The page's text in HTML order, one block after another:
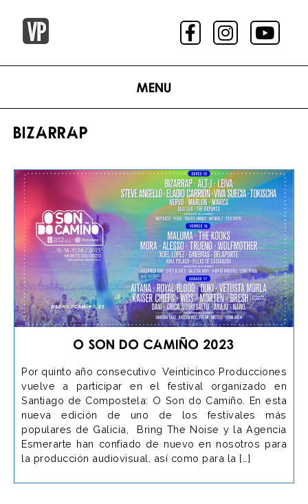
Menu
BIZARRAP
O Son do Camiño 2023
Por quinto año consecutivo Veinticinco Producciones
vuelve a participar en el festival organizado en
Santiago de Compostela: O Son do Camiño. En esta
nueva edición de uno de los festivales más
populares de Galicia, Bring The Noise y la Agencia
Esmerarte han confiado de nuevo en nosotros para
la producción audiovisual, así como para la […]